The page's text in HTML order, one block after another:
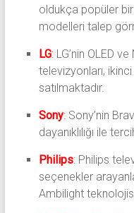
oldukça popüler bir
modelleri talep
LG:LG’nin OLED
televizyonları, ikinci
satılmaktadır.
Sony:Sony’nin
dayanıklılığı ile
Philips:Philips
seçenekler
Ambilight